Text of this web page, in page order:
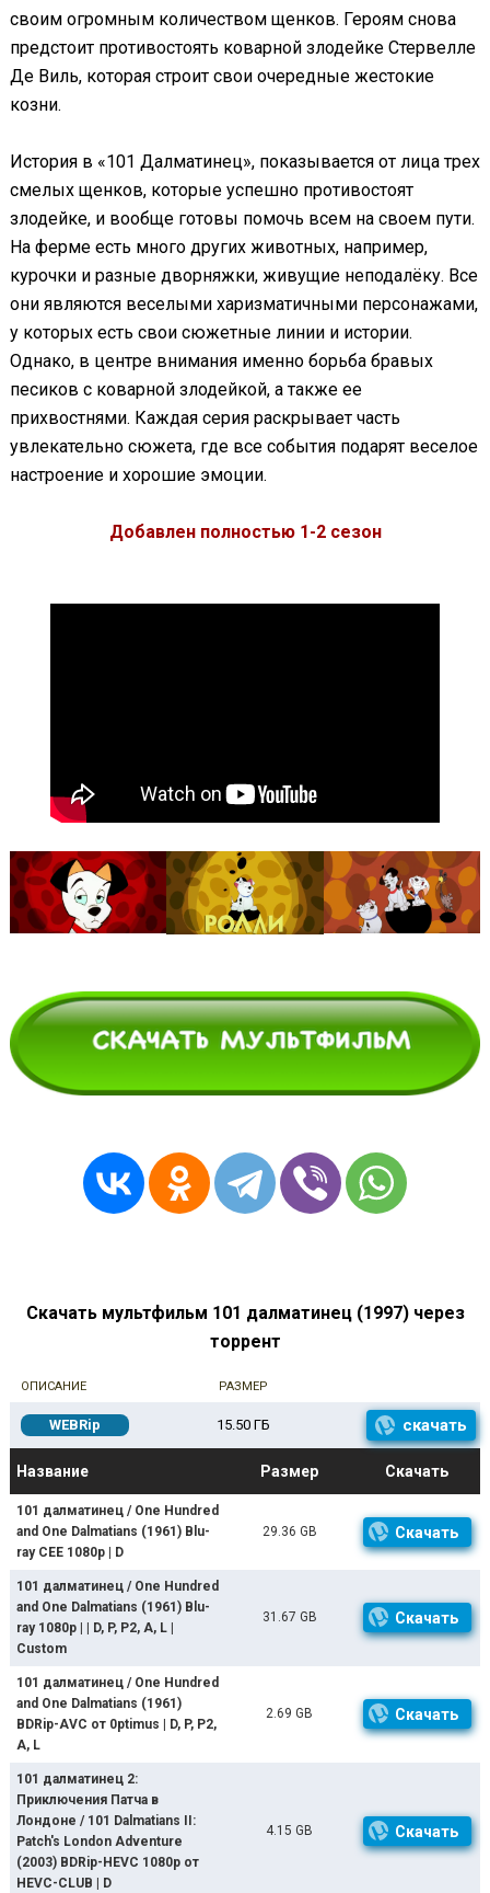
своим огромным количеством щенков. Героям снова
предстоит противостоять коварной злодейке Стервелле
Де Виль, которая строит свои очередные жестокие
козни.
История в «101 Далматинец», показывается от лица трех
смелых щенков, которые успешно противостоят
злодейке, и вообще готовы помочь всем на своем пути.
На ферме есть много других животных, например,
курочки и разные дворняжки, живущие неподалёку. Все
они являются веселыми харизматичными персонажами,
у которых есть свои сюжетные линии и истории.
Однако, в центре внимания именно борьба бравых
песиков с коварной злодейкой, а также ее
прихвостнями. Каждая серия раскрывает часть
увлекательно сюжета, где все события подарят веселое
настроение и хорошие эмоции.
Добавлен полностью 1-2 сезон
Скачать мультфильм 101 далматинец (1997) через
торрент
ОПИСАНИЕ РАЗМЕР
WEBRip 15.50 ГБ скачать
Название Размер Скачать
101 далматинец / One Hundred
and One Dalmatians (1961) Blu-
ray CEE 1080p | D
29.36 GB Скачать
101 далматинец / One Hundred
and One Dalmatians (1961) Blu-
ray 1080p | | D, P, P2, A, L |
Custom
31.67 GB Скачать
101 далматинец / One Hundred
and One Dalmatians (1961)
BDRip-AVC от 0ptimus | D, P, P2,
A, L
2.69 GB Скачать
101 далматинец 2:
Приключения Патча в
Лондоне / 101 Dalmatians II:
Patch's London Adventure
(2003) BDRip-HEVC 1080p от
HEVC-CLUB | D
4.15 GB Скачать